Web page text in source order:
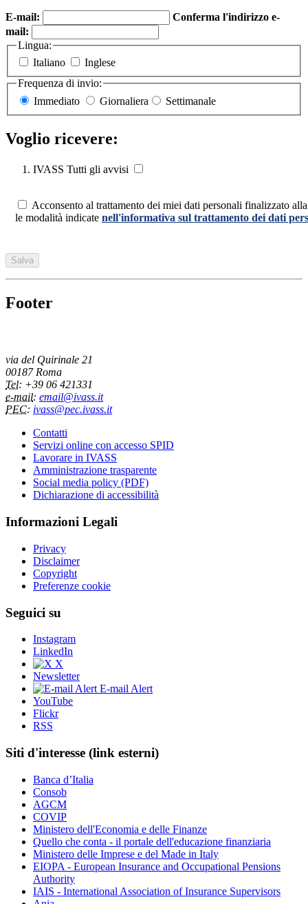
E-mail:
Conferma l'indirizzo e-
mail:
Lingua:
Italiano
Inglese
Frequenza di invio:
Immediato
Giornaliera Settimanale
Voglio ricevere:
IVASS Tutti gli avvisi
Acconsento al trattamento dei miei dati personali finalizzato
le modalità indicate nell'informativa sul trattamento dei dati
Footer
via del Quirinale 21
00187 Roma
Tel: +39 06 421331
e-mail: email@ivass.it
PEC: ivass@pec.ivass.it
Contatti
Servizi online con accesso SPID
Lavorare in IVASS
Amministrazione trasparente
Social media policy (PDF)
Dichiarazione di accessibilità
Informazioni Legali
Privacy
Disclaimer
Copyright
Preferenze cookie
Seguici su
Instagram
LinkedIn
X
Newsletter
E-mail Alert
YouTube
Flickr
RSS
Siti d'interesse (link esterni)
Banca d’Italia
Consob
AGCM
COVIP
Ministero dell'Economia e delle Finanze
Quello che conta - il portale dell'educazione finanziaria
Ministero delle Imprese e del Made in Italy
EIOPA - European Insurance and Occupational Pensions
Authority
IAIS - International Association of Insurance Supervisors